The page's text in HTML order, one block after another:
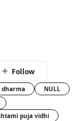
dharma
NULL
puja vidhi